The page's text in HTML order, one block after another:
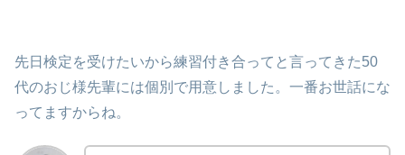
先日検定を受けたいから練習付き合ってと言ってきた50
代のおじ様先輩には個別で用意しました。一番お世話にな
ってますからね。